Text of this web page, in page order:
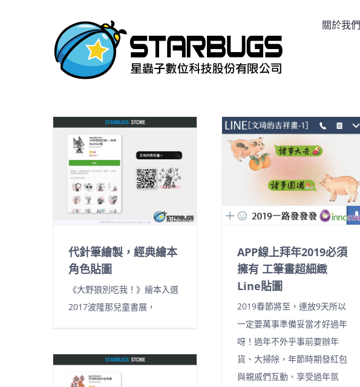
關於我們
代針筆繪製，經典繪本
角色貼圖
《大野狼別吃我！》繪本入選
2017波隆那兒童書展，
APP線上拜年2019必須
擁有 工筆畫超細緻
Line貼圖
2019春節將至，連放9天所以
一定要萬事準備妥當才好過年
呀！過年不外乎事前要辦年
貨、大掃除，年節時期發紅包
與親戚們互動、享受過年氛